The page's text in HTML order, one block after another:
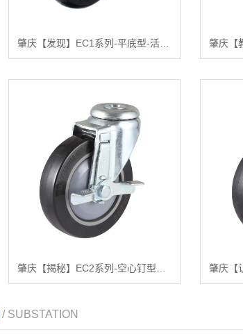
肇庆【发现】EC1系列-平底型-活动式固定式（镀锌）【怎么用?】
/ SUBSTATION